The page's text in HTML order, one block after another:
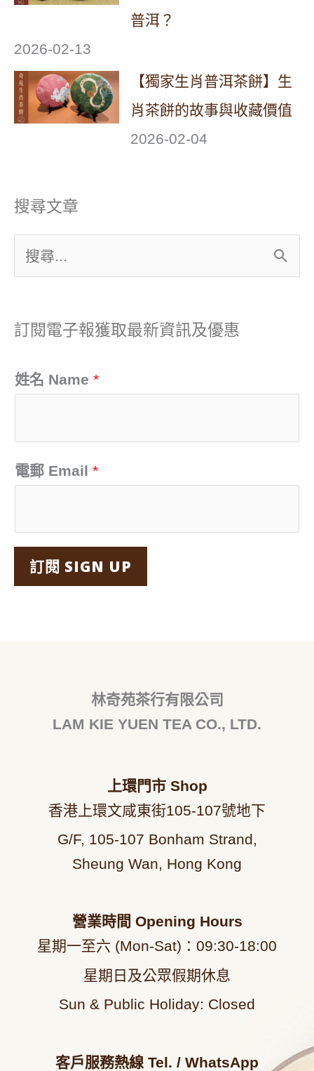
普洱？
2026-02-13
【獨家生肖普洱茶餅】生
肖茶餅的故事與收藏價值
2026-02-04
搜尋文章
搜
關
字
訂閱電子報獲取最新資訊及優惠
姓名 Name *
電郵 Email *
訂閱 SIGN UP
林奇苑茶行有限公司
LAM KIE YUEN TEA CO., LTD.
上環門市 Shop
香港上環文咸東街105-107號地下
G/F, 105-107 Bonham Strand,
Sheung Wan, Hong Kong
營業時間 Opening Hours
星期一至六 (Mon-Sat)：09:30-18:00
星期日及公眾假期休息
Sun & Public Holiday: Closed
客戶服務熱線 Tel. / WhatsApp